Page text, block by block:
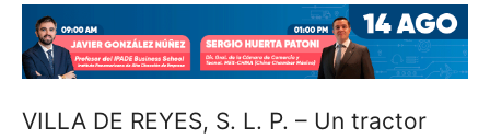
VILLA DE REYES, S. L. P. – Un tractor